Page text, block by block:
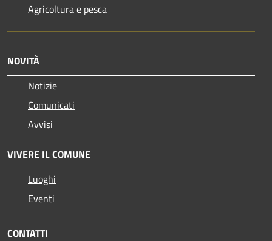
Agricoltura e pesca
NOVITÀ
Notizie
Comunicati
Avvisi
VIVERE IL COMUNE
Luoghi
Eventi
CONTATTI